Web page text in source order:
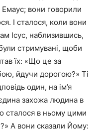
Емаус; вони говорили
І сталося, коли вони
Ісус, наблизившись,
стримувані, щоби
їх: «Що це за
йдучи дорогою?» Ті
один, на ім’я
захожа людина в
сталося в ньому цими
А вони сказали Йому: